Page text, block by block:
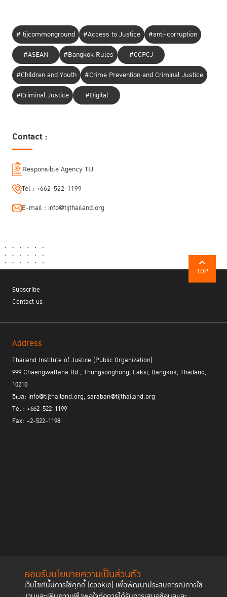
ยอมรับนโยบายความเป็นส่วนตัว
เว็บไซต์นี้มีการใช้คุกกี้ (cookie) เพื่อพัฒนาประสบการณ์การใช้
# tijcommonground #Access to Justice
#anti-corruption
#ASEAN
#Bangkok Rules
#CCPCJ
#Children and Youth
#Crime Prevention and Criminal Justice
#Criminal Justice
#Digital
Contact :
Responsible Agency TIJ
Tel : +662-522-1199
E-mail : info@tijthailand.org
TOP
Subscribe
Contact us
Address
Thailand Institute of Justice (Public Organization)
999 Chaengwattana Rd., Thungsonghong, Laksi, Bangkok, Thailand,
10210
อีเมล: info@tijthailand.org, saraban@tijthailand.org
Tel : +662-522-1199
Fax: +2-522-1198
Follow us